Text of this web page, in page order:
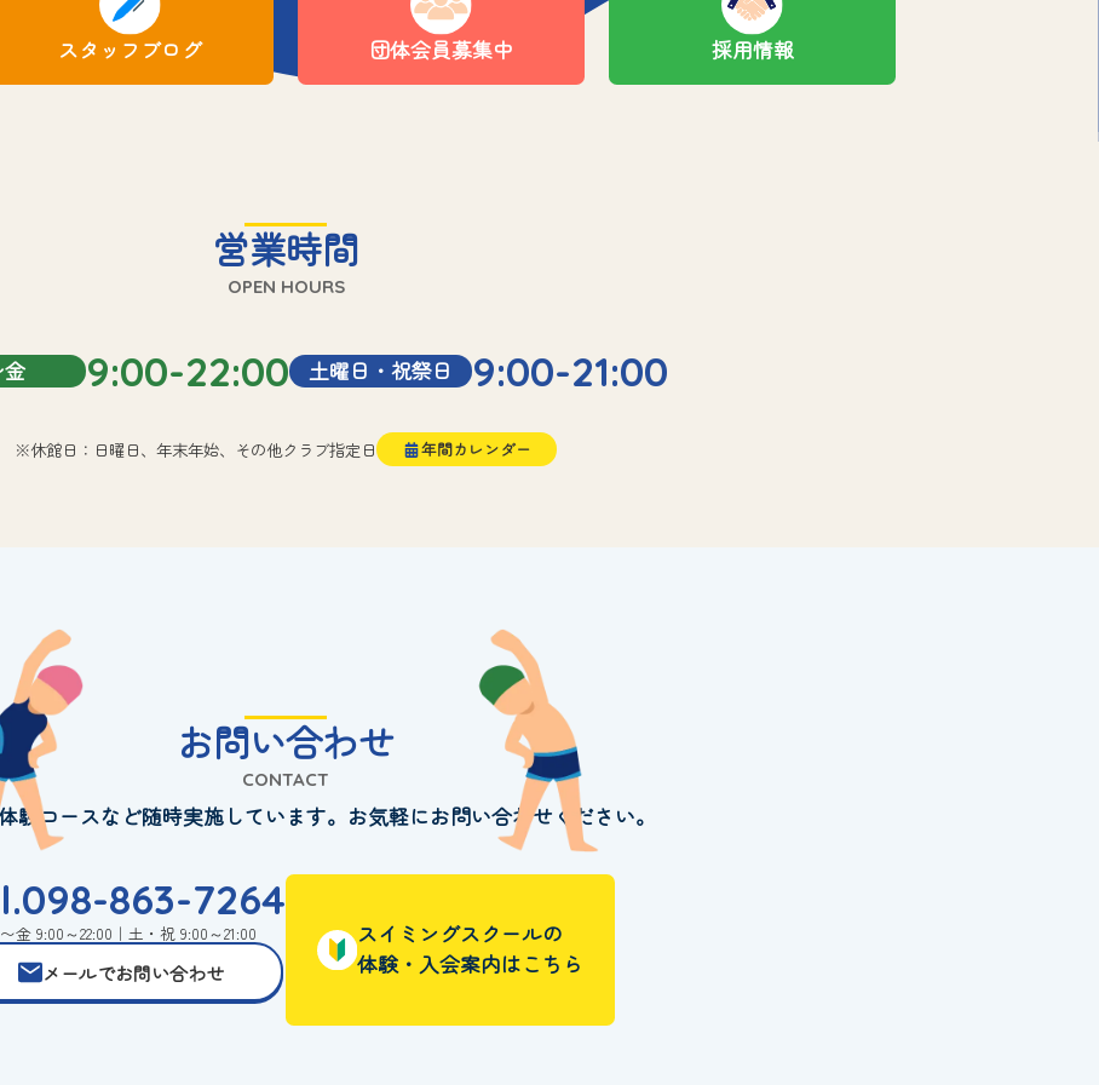
スタッフブログ 団体会員募集中 採用情報
営業時間
OPEN HOURS
金 9:00-22:00 土曜日・祝祭日 9:00-21:00
※休館日：日曜日、年末年始、その他クラブ指定日 年間カレンダー
お問い合わせ
CONTACT
験コースなど随時実施しています。お気軽にお問い合わせください。
863-7264
金 9:00～22:00｜土・祝 9:00～21:00
メールでお問い合わせ
スイミングスクールの
体験・入会案内はこちら